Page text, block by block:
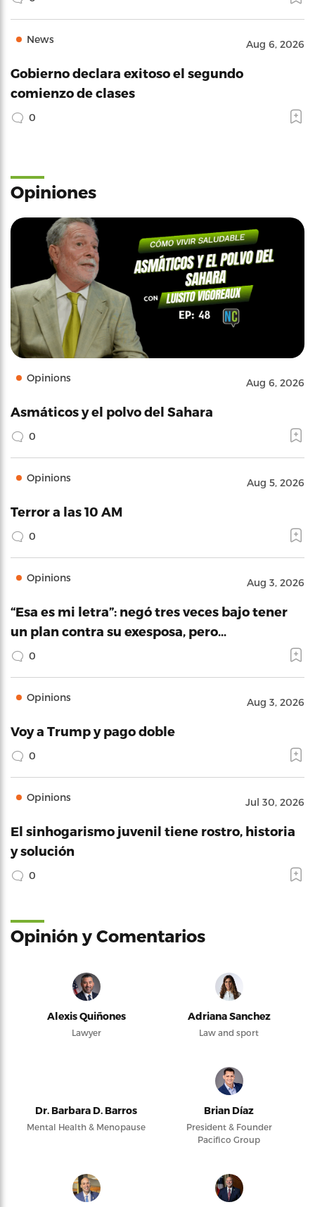
News Aug 6, 2026
Gobierno declara exitoso el segundo
comienzo de clases
0
Opiniones
Opinions Aug 6, 2026
Asmáticos y el polvo del Sahara
0
Opinions Aug 5, 2026
Terror a las 10 AM
0
Opinions Aug 3, 2026
“Esa es mi letra”: negó tres veces bajo tener
un plan contra su exesposa, pero…
0
Opinions Aug 3, 2026
Voy a Trump y pago doble
0
Opinions Jul 30, 2026
El sinhogarismo juvenil tiene rostro, historia
y solución
0
Opinión y Comentarios
Alexis Quiñones
Lawyer
Adriana Sanchez
Law and sport
Dr. Barbara D. Barros
Mental Health & Menopause
Brian Díaz
President & Founder
Pacifico Group